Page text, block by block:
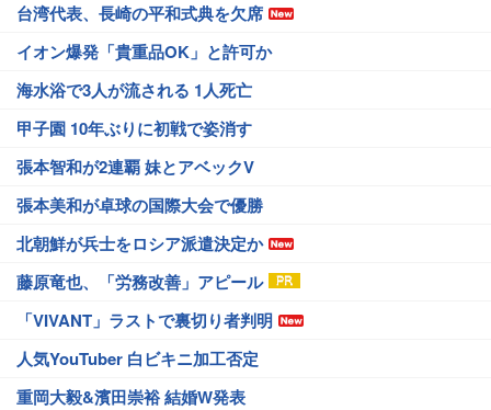
台湾代表、長崎の平和式典を欠席
イオン爆発「貴重品OK」と許可か
海水浴で3人が流される 1人死亡
甲子園 10年ぶりに初戦で姿消す
張本智和が2連覇 妹とアベックV
張本美和が卓球の国際大会で優勝
北朝鮮が兵士をロシア派遣決定か
藤原竜也、「労務改善」アピール
「VIVANT」ラストで裏切り者判明
人気YouTuber 白ビキニ加工否定
重岡大毅&濱田崇裕 結婚W発表